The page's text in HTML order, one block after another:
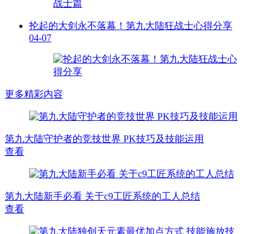
抡起的大剑永不落幕！第九大陆狂战士心得分享
04-07
更多精彩内容
第九大陆守护者的竞技世界 PK技巧及技能运用
查看
第九大陆新手必看 关于c9工匠系统的工人总结
查看